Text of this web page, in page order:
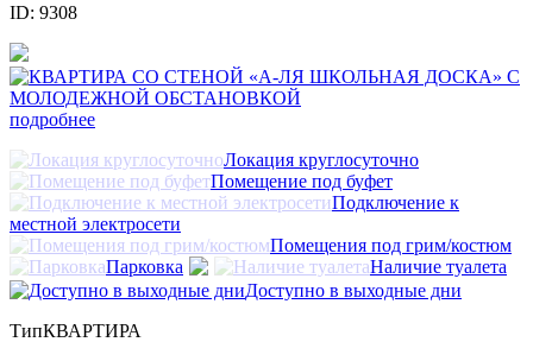
ID: 9308
подробнее
Локация круглосуточно
Помещение под буфет
Подключение к
местной электросети
Помещения под грим/костюм
Парковка
Наличие туалета
Доступно в выходные дни
ТипКВАРТИРА